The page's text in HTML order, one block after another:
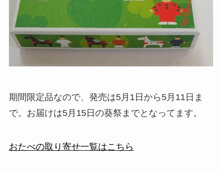
期間限定品なので、発売は5月1日から5月11日ま
で。お届けは5月15日の葵祭までとなってます。
おたべの取り寄せ一覧はこちら